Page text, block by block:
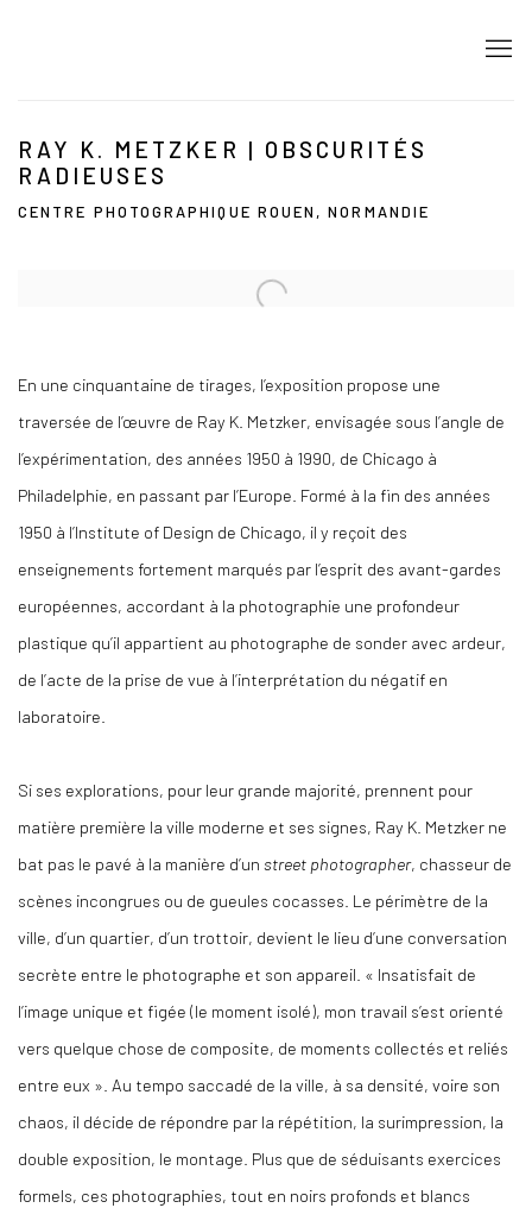
RAY K. METZKER | OBSCURITÉS
RADIEUSES
CENTRE PHOTOGRAPHIQUE ROUEN, NORMANDIE
Open a larger version of the following image in a popup:
En une cinquantaine de tirages, l’exposition propose une
traversée de l’œuvre de Ray K. Metzker, envisagée sous l’angle de
l’expérimentation, des années 1950 à 1990, de Chicago à
Philadelphie, en passant par l’Europe. Formé à la fin des années
1950 à l’Institute of Design de Chicago, il y reçoit des
enseignements fortement marqués par l’esprit des avant-gardes
européennes, accordant à la photographie une profondeur
plastique qu’il appartient au photographe de sonder avec ardeur,
de l’acte de la prise de vue à l’interprétation du négatif en
laboratoire.
Si ses explorations, pour leur grande majorité, prennent pour
matière première la ville moderne et ses signes, Ray K. Metzker ne
bat pas le pavé à la manière d’un street photographer, chasseur de
scènes incongrues ou de gueules cocasses. Le périmètre de la
ville, d’un quartier, d’un trottoir, devient le lieu d’une conversation
secrète entre le photographe et son appareil. « Insatisfait de
l’image unique et figée (le moment isolé), mon travail s’est orienté
vers quelque chose de composite, de moments collectés et reliés
entre eux ». Au tempo saccadé de la ville, à sa densité, voire son
chaos, il décide de répondre par la répétition, la surimpression, la
double exposition, le montage. Plus que de séduisants exercices
formels, ces photographies, tout en noirs profonds et blancs